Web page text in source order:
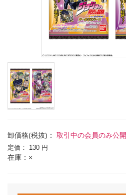
卸価格(税抜)： 取引中の会員のみ公開
定価： 130 円
在庫：×